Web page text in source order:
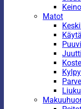
Matot